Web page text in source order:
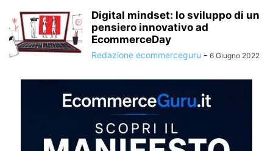
Digital mindset: lo sviluppo di un
pensiero innovativo ad
EcommerceDay
Redazione ecommerceguru - 6 Giugno 2022